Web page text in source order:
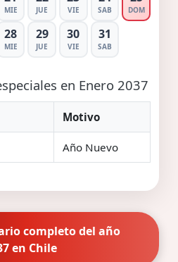
MIE JUE VIE SAB DOM
28
MIE
29
JUE
30
VIE
31
SAB
en Enero 2037
Motivo
Año Nuevo
completo del año
en Chile